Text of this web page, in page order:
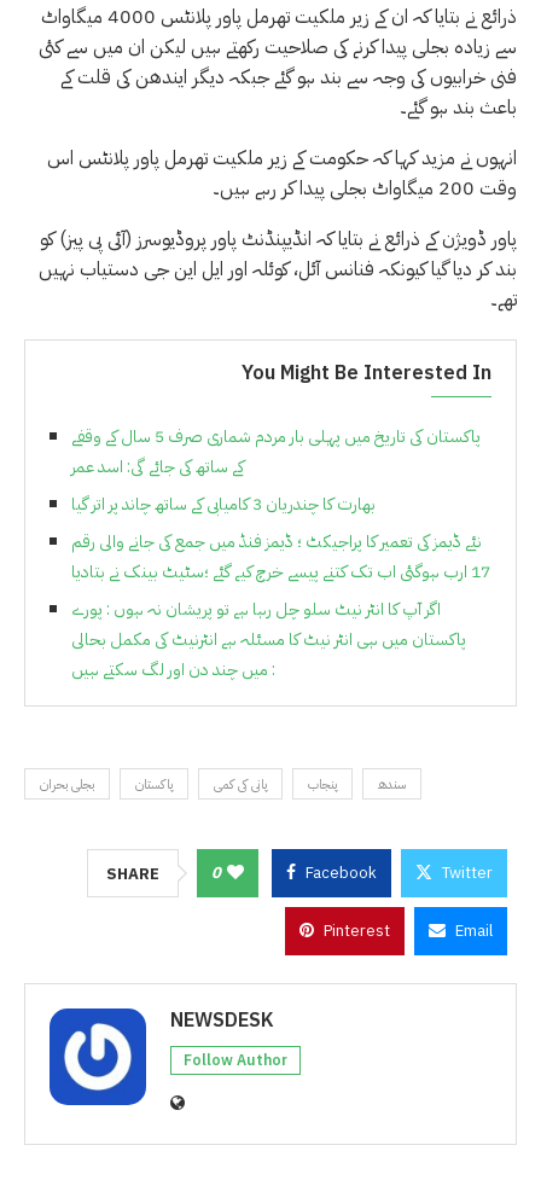
ذرائع نے بتایا کہ ان کے زیر ملکیت تھرمل پاور پلانٹس 4000 میگاواٹ
سے زیادہ بجلی پیدا کرنے کی صلاحیت رکھتے ہیں لیکن ان میں سے کئی
فنی خرابیوں کی وجہ سے بند ہو گئے جبکہ دیگر ایندھن کی قلت کے
باعث بند ہو گئے۔
انہوں نے مزید کہا کہ حکومت کے زیر ملکیت تھرمل پاور پلانٹس اس
وقت 200 میگاواٹ بجلی پیدا کر رہے ہیں۔
پاور ڈویژن کے ذرائع نے بتایا کہ انڈیپنڈنٹ پاور پروڈیوسرز (آئی پی پیز) کو
بند کر دیا گیا کیونکہ فنانس آئل، کوئلہ اور ایل این جی دستیاب نہیں
تھے۔
You Might Be Interested In
پاکستان کی تاریخ میں پہلی بار مردم شماری صرف 5 سال کے وقفے
کے ساتھ کی جائے گی: اسد عمر
بھارت کا چندریان 3 کامیابی کے ساتھ چاند پر اتر گیا
نئے ڈیمز کی تعمیر کا پراجیکٹ ؛ ڈیمز فنڈ میں جمع کی جانے والی رقم
17 ارب ہوگئی اب تک کتنے پیسے خرچ کیے گئے ؛سٹیٹ بینک نے بتادیا
اگر آپ کا انٹر نیٹ سلو چل رہا ہے تو پریشان نہ ہوں : پورے
پاکستان میں ہی انٹر نیٹ کا مسئلہ ہے انٹرنیٹ کی مکمل بحالی
میں چند دن اور لگ سکتے ہیں :
بجلی بحران پاکستان پانی کی کمی پنجاب سندھ
SHARE 0 Facebook Twitter
Pinterest Email
NEWSDESK
Follow Author